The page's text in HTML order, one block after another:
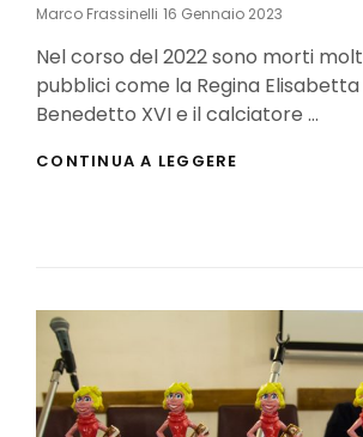
Marco Frassinelli Posted
16 Gennaio 2023
Nel corso del 2022 sono morti
pubblici come la Regina
Benedetto XVI e il calciatore …
CONTINUA A LEGGERE